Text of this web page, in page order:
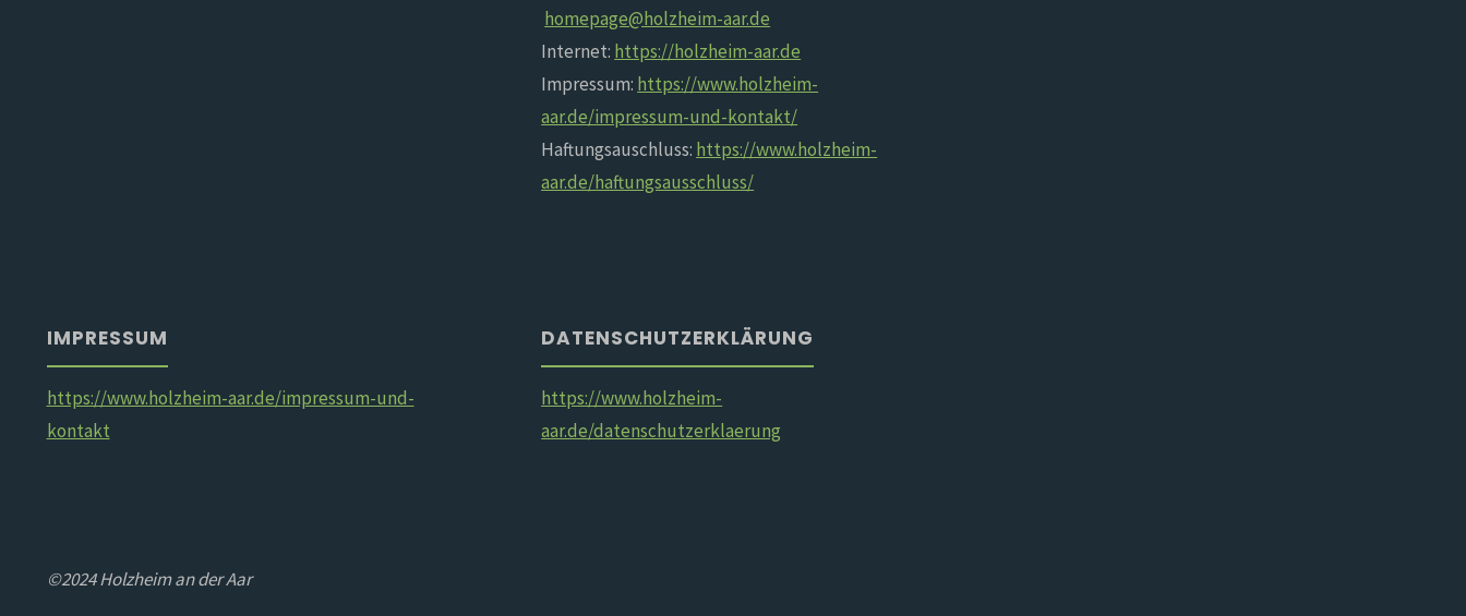
homepage@holzheim-aar.de
Internet: https://holzheim-aar.de
Impressum: https://www.holzheim-
aar.de/impressum-und-kontakt/
Haftungsauschluss: https://www.holzheim-
aar.de/haftungsausschluss/
IMPRESSUM
https://www.holzheim-aar.de/impressum-und-
kontakt
DATENSCHUTZERKLÄRUNG
https://www.holzheim-
aar.de/datenschutzerklaerung
©2024 Holzheim an der Aar